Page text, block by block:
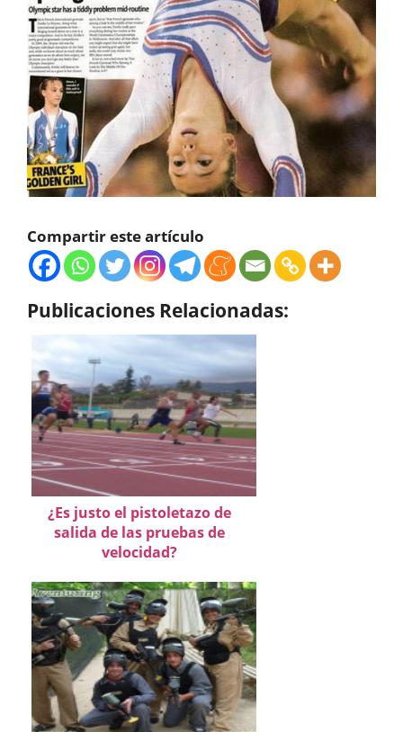
Compartir este artículo
Publicaciones Relacionadas:
¿Es justo el pistoletazo de
salida de las pruebas de
velocidad?